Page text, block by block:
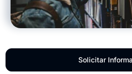
Solicitar